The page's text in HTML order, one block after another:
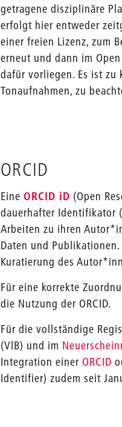
getragene disziplinäre
erfolgt hier entweder
einer freien Lizenz, zum
erneut und dann im
dafür vorliegen. Es ist zu
Tonaufnahmen, zu
ORCID
EineORCID iD (Open
dauerhafter Identifikator
Arbeiten zu ihren
Daten und
Kuratierung des
Für eine korrekte
die Nutzung der ORCID.
Für die vollständige
(VlB) und im
Integration einerORCID
Identifier) zudem seit